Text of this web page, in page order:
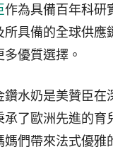
作為具備百年科研
具備的全球供
優質選擇。
水奶是美贊臣
了歐洲先進的
們帶來法式優雅